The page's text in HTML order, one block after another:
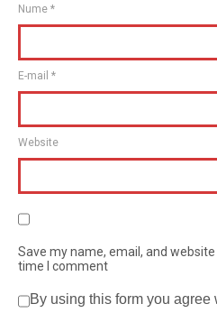
Nume *
E-mail *
Website
Save my name, email, and
time I comment
By using this form you agree